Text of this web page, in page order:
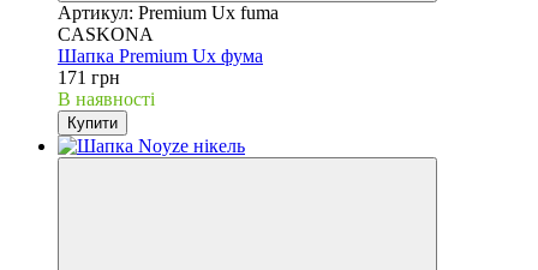
Артикул: Premium Ux fuma
CASKONA
Шапка Premium Ux фума
171 грн
В наявності
Купити